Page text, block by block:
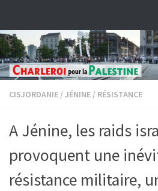
CISJORDANIE /JÉNINE / RÉSISTANCE
A Jénine, les raids
provoquent une
résistance militaire,